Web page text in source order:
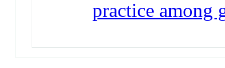
practice among